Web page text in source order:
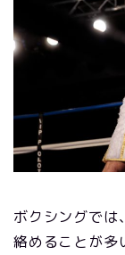
ボクシングでは
絡めることが多